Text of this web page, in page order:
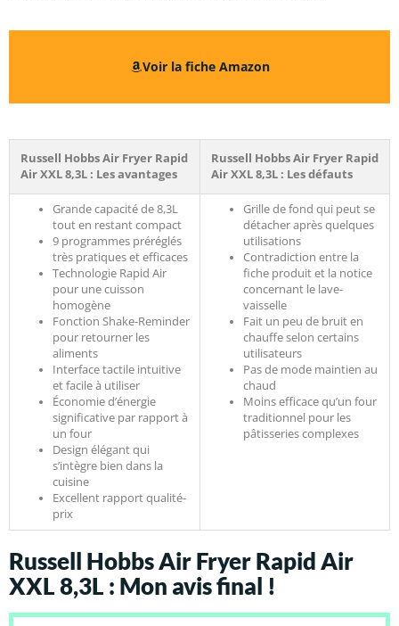
Voir la fiche Amazon
Russell Hobbs Air Fryer Rapid
Air XXL 8,3L : Les avantages
Russell Hobbs Air Fryer Rapid
Air XXL 8,3L : Les défauts
Grande capacité de 8,3L
tout en restant compact
9 programmes préréglés
très pratiques et efficaces
Technologie Rapid Air
pour une cuisson
homogène
Fonction Shake-Reminder
pour retourner les
aliments
Interface tactile intuitive
et facile à utiliser
Économie d’énergie
significative par rapport à
un four
Design élégant qui
s’intègre bien dans la
cuisine
Excellent rapport qualité-
prix
Grille de fond qui peut se
détacher après quelques
utilisations
Contradiction entre la
fiche produit et la notice
concernant le lave-
vaisselle
Fait un peu de bruit en
chauffe selon certains
utilisateurs
Pas de mode maintien au
chaud
Moins efficace qu’un four
traditionnel pour les
pâtisseries complexes
Russell Hobbs Air Fryer Rapid Air
XXL 8,3L : Mon avis final !